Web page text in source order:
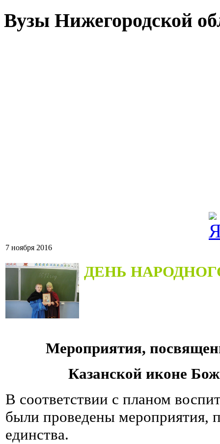
Вузы Нижегородской
7 ноября 2016
ДЕНЬ
Мероприятия,
Казанской иконе
В соответствии с планом
были проведены мероприятия,
единства.